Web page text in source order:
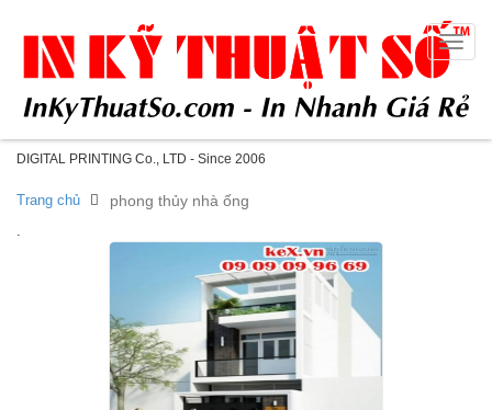
DIGITAL PRINTING Co., LTD - Since 2006
Toggle
Trang chủ phong thủy nhà ống
.